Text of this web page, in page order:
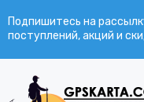
Подпишитесь на
поступлений, акций и